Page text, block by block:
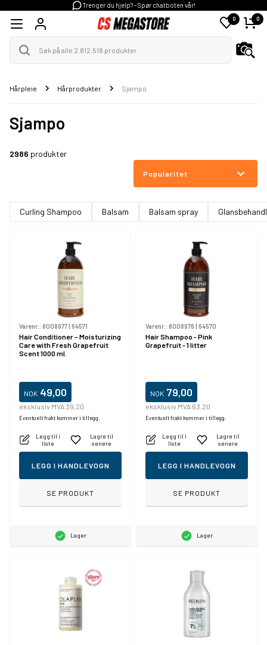
Trenger du hjelp? - Spør chatboten vår!
0 0
Hårpleie Hårprodukter Sjampo
Sjampo
2986 produkter
Popularitet
Curling Shampoo Balsam Balsam spray
Varenr.: 8008977| 64571
Hair Conditioner – Moisturizing
Care with Fresh Grapefruit
Scent 1000 ml.
NOK 49,00
eksklusiv MVA 39,20
Eventuelt frakt kommer i tillegg.
Legg til i
liste
Lagre til
senere
LEGG I HANDLEVOGN
SE PRODUKT
Lager
Varenr.: 8008976 | 64570
Hair Shampoo - Pink
Grapefruit - 1 litter
NOK 79,00
eksklusiv MVA 63,20
Eventuelt frakt kommer i tillegg.
Legg til i
liste
Lagre til
senere
LEGG I HANDLEVOGN
SE PRODUKT
Lager